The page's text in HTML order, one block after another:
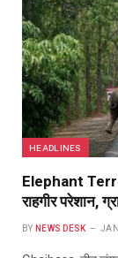
HEADLINES
Elephant
राहगीर परेशान,
BY NEWS DESK